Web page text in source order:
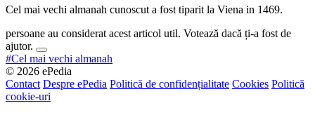
Cel mai vechi almanah cunoscut a fost tiparit la Viena in 1469.
persoane au considerat acest articol util. Votează dacă ți-a fost de
ajutor.
#Cel mai vechi almanah
© 2026 ePedia
Contact Despre ePedia Politică de confidențialitate Cookies Politică
cookie-uri